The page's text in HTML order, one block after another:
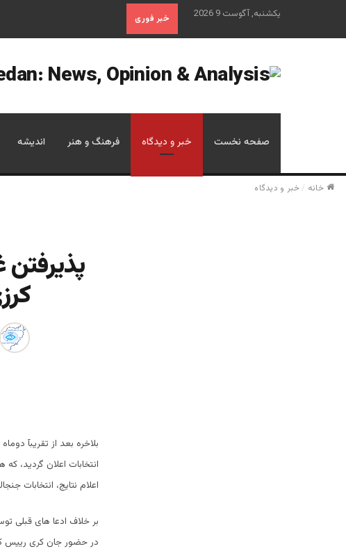
یکشنبه, آگوست 9 2026 خبر فوری
صفحه نخست خبر و دیدگاه فرهنگ و هنر اندیشه
خانه /خبر و دیدگاه
بلاخره بعد از تقریبآ
انتخابات اعلان گردید،
اعلام نتایج، انتخابات
بر خلاف ادعا های قبلی
در حضور جان کری رییس